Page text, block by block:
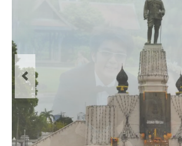
Les articles de la Thaïlande
Laos
Laos – infos
Paludisme au Laos